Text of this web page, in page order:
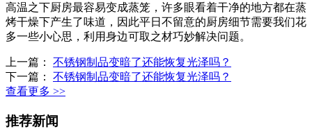
高温之下厨房最容易变成蒸笼，许多眼看着干净的地方都在蒸
烤干燥下产生了味道，因此平日不留意的厨房细节需要我们花
多一些小心思，利用身边可取之材巧妙解决问题。
上一篇： 不锈钢制品变暗了还能恢复光泽吗？
下一篇： 不锈钢制品变暗了还能恢复光泽吗？
查看更多 >>
推荐新闻